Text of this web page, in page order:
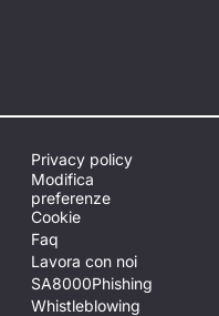
Privacy policy
Modifica
preferenze
Cookie
Faq
Lavora con noi
SA8000Phishing
Whistleblowing